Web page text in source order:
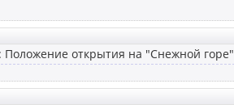
: Положение открытия на "Снежной горе"